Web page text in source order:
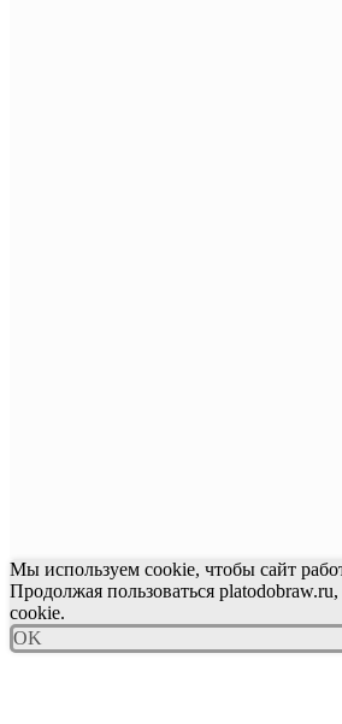
Мы используем cookie, чтобы сайт
Продолжая пользоваться
cookie.
OK